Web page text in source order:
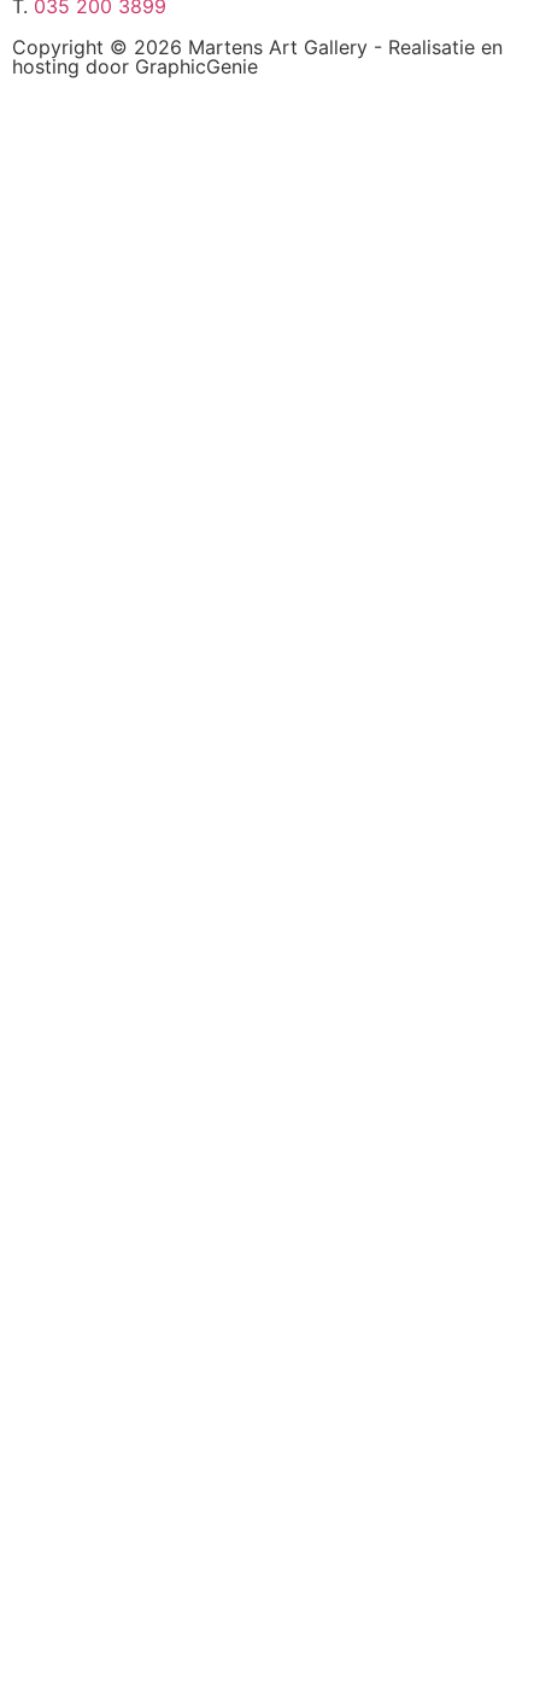
T. 035 200 3899
Copyright © 2026 Martens Art Gallery - Realisatie en
hosting door GraphicGenie